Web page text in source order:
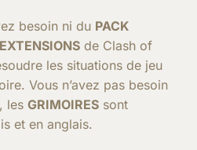
besoin ni du PACK
EXTENSIONS de Clash of
les situations de jeu
Vous n’avez pas besoin
les GRIMOIRES sont
et en anglais.